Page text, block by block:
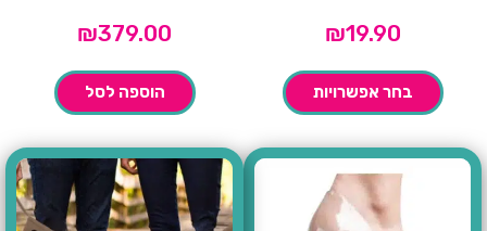
₪19.90
בחר אפשרויות
₪379.00
הוספה לסל